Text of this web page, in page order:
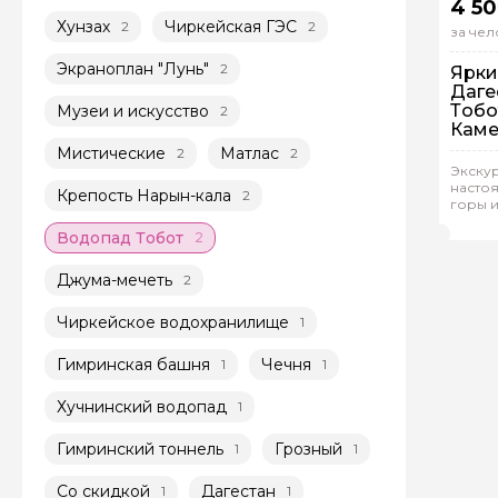
Хунзах 2 Чиркейская ГЭС 2
Экраноплан "Лунь" 2
Музеи и искусство 2
Мистические 2 Матлас 2
Крепость Нарын-кала 2
Водопад Тобот 2
Джума-мечеть 2
Чиркейское водохранилище 1
Гимринская башня 1 Чечня 1
Хучнинский водопад 1
Гимринский тоннель 1 Грозный 1
Со скидкой 1 Дагестан 1
4
за
горы